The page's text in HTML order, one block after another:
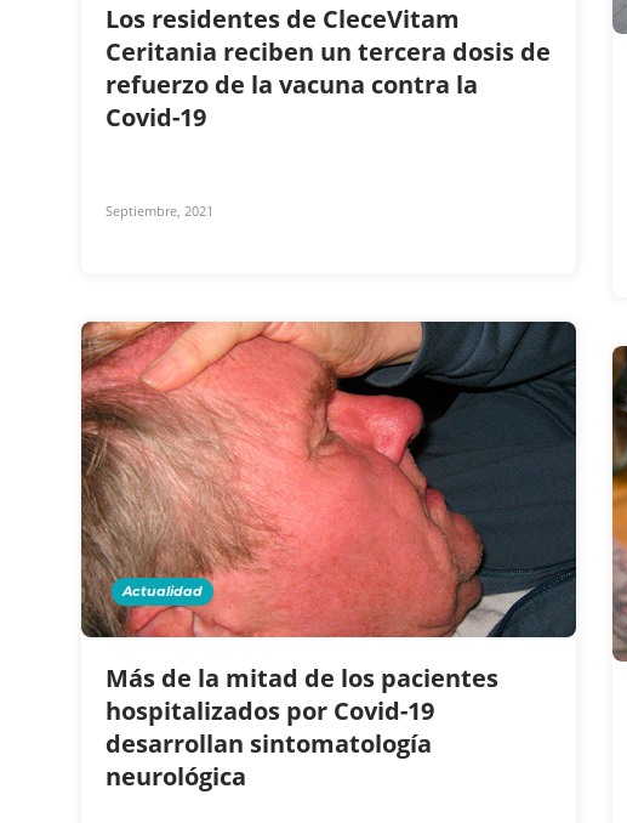
Los residentes de CleceVitam
Ceritania reciben un tercera dosis de
refuerzo de la vacuna contra la
Covid-19
Septiembre, 2021
Actualidad
Más de la mitad de los pacientes
hospitalizados por Covid-19
desarrollan sintomatología
neurológica